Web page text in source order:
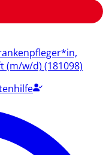
(m/w/d) (181098)